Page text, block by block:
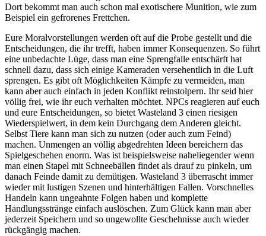
Dort bekommt man auch schon mal exotischere Munition, wie zum
Beispiel ein gefrorenes Frettchen.
Eure Moralvorstellungen werden oft auf die Probe gestellt und die
Entscheidungen, die ihr trefft, haben immer Konsequenzen. So führt
eine unbedachte Lüge, dass man eine Sprengfalle entschärft hat
schnell dazu, dass sich einige Kameraden versehentlich in die Luft
sprengen. Es gibt oft Möglichkeiten Kämpfe zu vermeiden, man
kann aber auch einfach in jeden Konflikt reinstolpern. Ihr seid hier
völlig frei, wie ihr euch verhalten möchtet. NPCs reagieren auf euch
und eure Entscheidungen, so bietet Wasteland 3 einen riesigen
Wiederspielwert, in dem kein Durchgang dem Anderen gleicht.
Selbst Tiere kann man sich zu nutzen (oder auch zum Feind)
machen. Unmengen an völlig abgedrehten Ideen bereichern das
Spielgeschehen enorm. Was ist beispielsweise naheliegender wenn
man einen Stapel mit Schneebällen findet als drauf zu pinkeln, um
danach Feinde damit zu demütigen. Wasteland 3 überrascht immer
wieder mit lustigen Szenen und hinterhältigen Fallen. Vorschnelles
Handeln kann ungeahnte Folgen haben und komplette
Handlungsstränge einfach auslöschen. Zum Glück kann man aber
jederzeit Speichern und so ungewollte Geschehnisse auch wieder
rückgängig machen.